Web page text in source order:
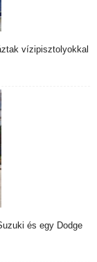
vízipisztolyokkal
és egy Dodge